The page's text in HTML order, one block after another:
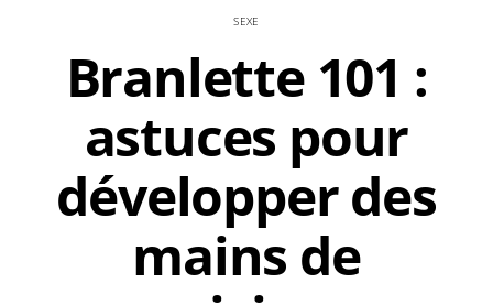
SEXE
Branlette 101 :
astuces pour
développer des
mains de